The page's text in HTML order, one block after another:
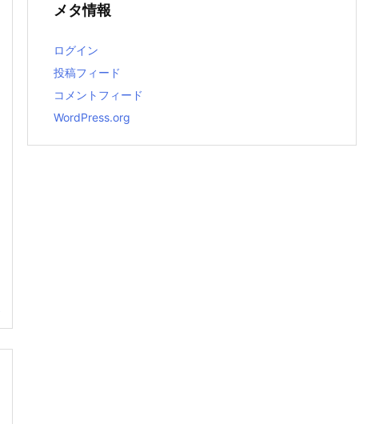
メタ情報
ログイン
投稿フィード
コメントフィード
WordPress.org